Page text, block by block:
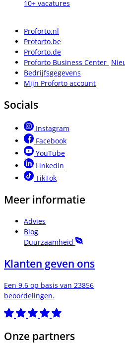
10+ vacatures
Proforto.nl
Proforto.be
Proforto.de
Proforto Business Center
Bedrijfsgegevens
Mijn Proforto account
Socials
Instagram
Facebook
YouTube
LinkedIn
TikTok
Meer informatie
Advies
Blog
Duurzaamheid
Klanten geven ons
Een 9.6 op basis van 23856
beoordelingen.
Onze partners